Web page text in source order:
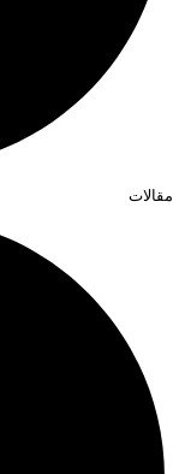
مقالات